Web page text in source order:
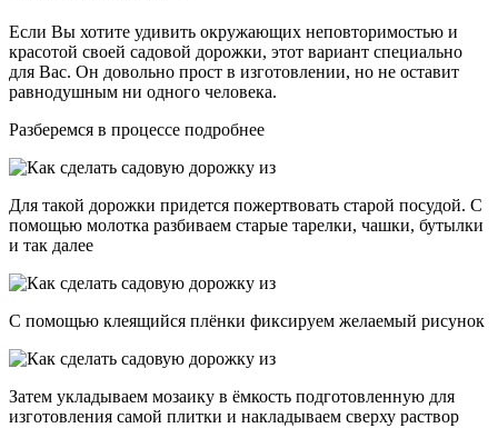
Если Вы хотите удивить окружающих неповторимостью и
красотой своей садовой дорожки, этот вариант специально
для Вас. Он довольно прост в изготовлении, но не оставит
равнодушным ни одного человека.
Разберемся в процессе подробнее
Для такой дорожки придется пожертвовать старой посудой. С
помощью молотка разбиваем старые тарелки, чашки, бутылки
и так далее
С помощью клеящийся плёнки фиксируем желаемый рисунок
Затем укладываем мозаику в ёмкость подготовленную для
изготовления самой плитки и накладываем сверху раствор